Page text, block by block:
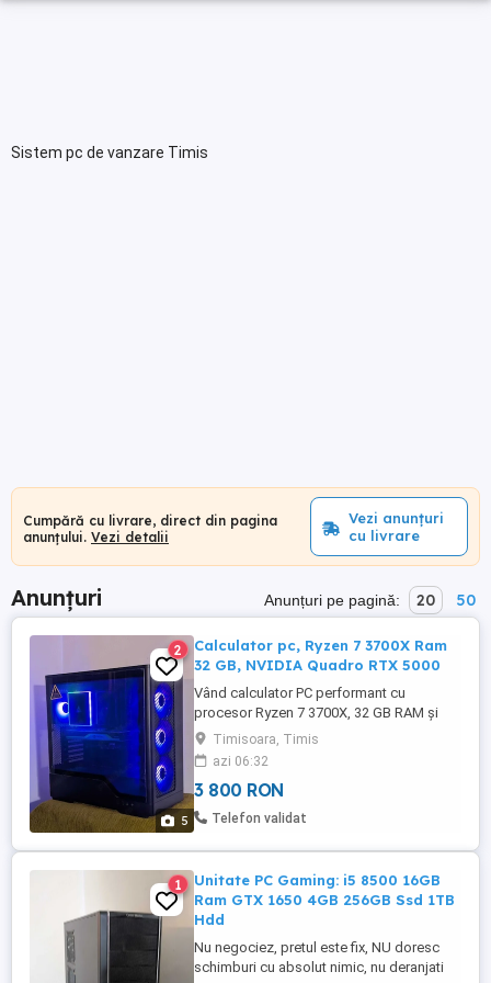
Sistem pc de vanzare Timis
Cumpără cu livrare, direct din pagina
anunțului. Vezi detalii
Vezi anunțuri
cu livrare
Anunțuri Anunțuri pe pagină: 20 50
5
2
Calculator pc, Ryzen 7 3700X Ram
32 GB, NVIDIA Quadro RTX 5000
Vând calculator PC performant cu
procesor Ryzen 7 3700X, 32 GB RAM și
placa video NVIDIA Quadro RTX 5000.
Perfect pentru sarcini intensive de grafică
și design. Pretabil editării foto și video,
dar și gaming de înaltă calitate.
Specificatii Placa de baza Msi b550m pro-
Timisoara, Timis
azi 06:32
3 800 RON
Telefon validat
1
Unitate PC Gaming: i5 8500 16GB
Ram GTX 1650 4GB 256GB Ssd 1TB
Hdd
Nu negociez, pretul este fix, NU doresc
schimburi cu absolut nimic, nu deranjati